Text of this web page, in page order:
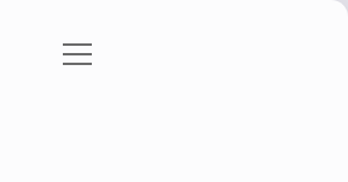
Gizlilik Politikası
menüyü